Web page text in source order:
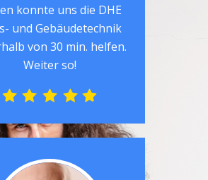
konnte uns die DHE
und Gebäudetechnik
von 30 min. helfen.
Weiter so!